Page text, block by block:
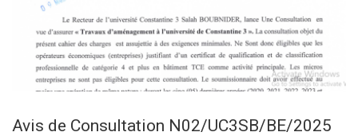
Avis de Consultation N02/UC3SB/BE/2025